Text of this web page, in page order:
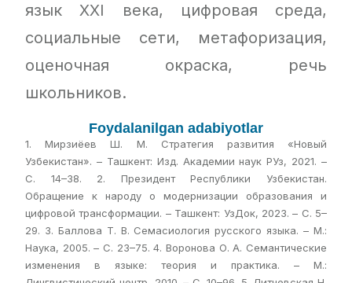
язык XXI века, цифровая среда,
социальные сети, метафоризация,
оценочная окраска, речь
школьников.
Foydalanilgan adabiyotlar
1. Мирзиёев Ш. М. Стратегия развития «Новый
Узбекистан». – Ташкент: Изд. Академии наук РУз, 2021. –
С. 14–38. 2. Президент Республики Узбекистан.
Обращение к народу о модернизации образования и
цифровой трансформации. – Ташкент: УзДок, 2023. – С. 5–
29. 3. Баллова Т. В. Семасиология русского языка. – М.:
Наука, 2005. – С. 23–75. 4. Воронова О. А. Семантические
изменения в языке: теория и практика. – М.: